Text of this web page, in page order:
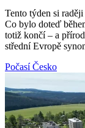
Tento týden si
Co bylo doteď
totiž končí – a
střední Evropě
Počasí Česko